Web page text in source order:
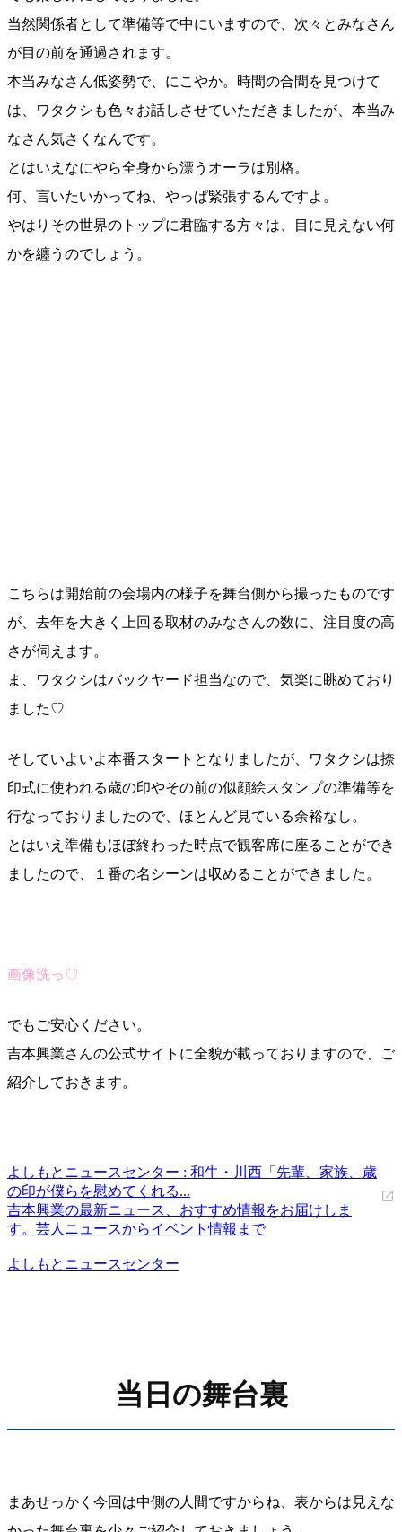
当然関係者として準備等で中にいますので、次々とみなさん
が目の前を通過されます。
本当みなさん低姿勢で、にこやか。時間の合間を見つけて
は、ワタクシも色々お話しさせていただきましたが、本当み
なさん気さくなんです。
とはいえなにやら全身から漂うオーラは別格。
何、言いたいかってね、やっぱ緊張するんですよ。
やはりその世界のトップに君臨する方々は、目に見えない何
かを纏うのでしょう。
こちらは開始前の会場内の様子を舞台側から撮ったものです
が、去年を大きく上回る取材のみなさんの数に、注目度の高
さが伺えます。
ま、ワタクシはバックヤード担当なので、気楽に眺めており
ました♡
そしていよいよ本番スタートとなりましたが、ワタクシは捺
印式に使われる歳の印やその前の似顔絵スタンプの準備等を
行なっておりましたので、ほとんど見ている余裕なし。
とはいえ準備もほぼ終わった時点で観客席に座ることができ
ましたので、１番の名シーンは収めることができました。
画像洗っ♡
でもご安心ください。
吉本興業さんの公式サイトに全貌が載っておりますので、ご
紹介しておきます。
よしもとニュースセンター : 和牛・川西「先輩、家族、歳
の印が僕らを慰めてくれる...
吉本興業の最新ニュース、おすすめ情報をお届けしま
す。芸人ニュースからイベント情報まで
よしもとニュースセンター
当日の舞台裏
まあせっかく今回は中側の人間ですからね、表からは見えな